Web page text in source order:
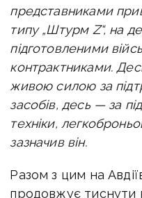
представниками
типу „Штурм Z“, на
підготовленими
контрактниками.
живою силою за
засобів, десь — за
техніки,
зазначив він.
Разом з цим на
продовжує тиснути